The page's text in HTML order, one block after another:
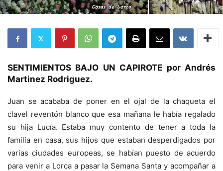
SENTIMIENTOS BAJO UN CAPIROTE por Andrés
Martinez Rodriguez.
Juan se acababa de poner en el ojal de la chaqueta el
clavel reventón blanco que esa mañana le había regalado
su hija Lucía. Estaba muy contento de tener a toda la
familia en casa, sus hijos que estaban desperdigados por
varias ciudades europeas, se habían puesto de acuerdo
para venir a Lorca a pasar la Semana Santa y acompañar a